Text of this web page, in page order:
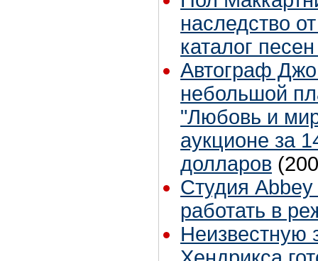
наследство
каталог
Автограф
небольшой
"Любовь и
аукционе за
долларов
Студия
работать в
Неизвестную